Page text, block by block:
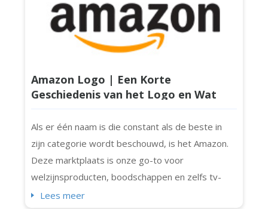
Amazon Logo | Een Korte
Geschiedenis van het Logo en Wat
Maakt Het Zo Speciaal?
Als er één naam is die constant als de beste in
zijn categorie wordt beschouwd, is het Amazon.
Deze marktplaats is onze go-to voor
welzijnsproducten, boodschappen en zelfs tv-
shows! Het is het merk waar miljoenen
Lees meer